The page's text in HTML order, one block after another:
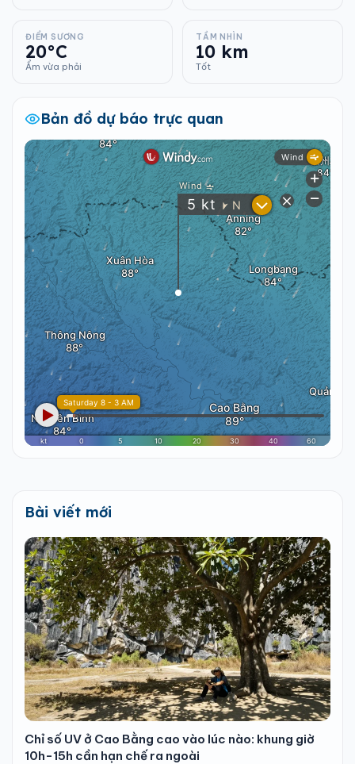
ĐIỂM SƯƠNG
20°C
Ẩm vừa phải
TẦM NHÌN
10 km
Tốt
Bản đồ dự báo trực quan
Bài viết mới
Chỉ số UV ở Cao Bằng cao vào lúc nào: khung giờ
10h-15h cần hạn chế ra ngoài